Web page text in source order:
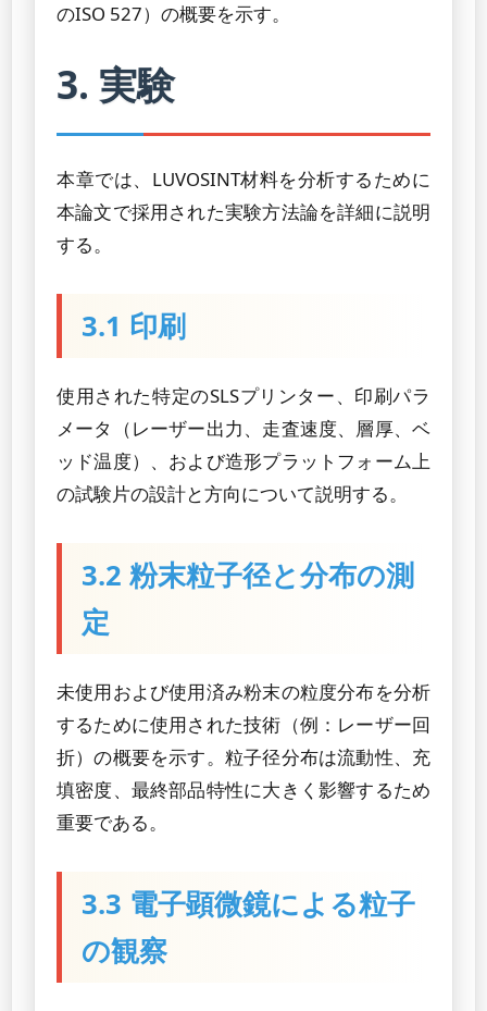
のISO 527）の概要を示す。
3. 実験
本章では、LUVOSINT材料を分析するために
本論文で採用された実験方法論を詳細に説明
する。
3.1 印刷
使用された特定のSLSプリンター、印刷パラ
メータ（レーザー出力、走査速度、層厚、ベ
ッド温度）、および造形プラットフォーム上
の試験片の設計と方向について説明する。
3.2 粉末粒子径と分布の測
定
未使用および使用済み粉末の粒度分布を分析
するために使用された技術（例：レーザー回
折）の概要を示す。粒子径分布は流動性、充
填密度、最終部品特性に大きく影響するため
重要である。
3.3 電子顕微鏡による粒子
の観察